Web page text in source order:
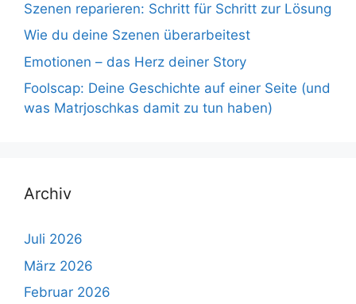
Szenen reparieren: Schritt für Schritt zur Lösung
Wie du deine Szenen überarbeitest
Emotionen – das Herz deiner Story
Foolscap: Deine Geschichte auf einer Seite (und
was Matrjoschkas damit zu tun haben)
Archiv
Juli 2026
März 2026
Februar 2026